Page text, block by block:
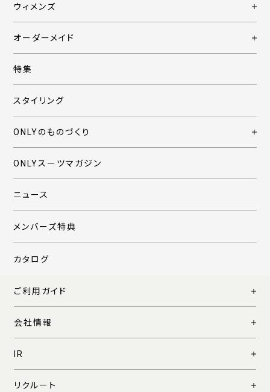
ウィメンズ
オーダーメイド
特集
スタイリング
ONLYのものづくり
ONLYスーツマガジン
ニュース
メンバーズ特典
カタログ
ご利用ガイド
会社情報
IR
リクルート